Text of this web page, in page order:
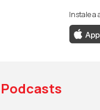
da RTP
da
YouTube
Instale a
Podcasts